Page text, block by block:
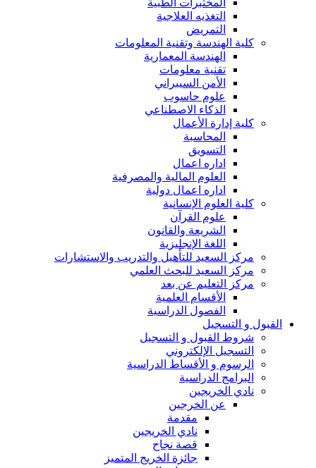
المختبرات الطبية
التغذيه العلاجية
التمريض
كلية الهندسة وتقنية المعلومات
الهندسة المعمارية
تقنية معلومات
الأمن السيبراني
علوم حاسوب
الذكاء الاصطناعي
كلية إدارة الأعمال
المحاسبة
التسويق
اداره اعمال
العلوم المالية والمصرفية
اداره اعمال دولية
كلية العلوم الإنسانية
علوم القرآن
الشريعة والقانون
اللغة الإنجليزية
مركز السعيد للتأهيل والتدريب والاستشارات
مركز السعيد للبحث العلمي
مركز التعليم عن بعد
الأقسام العلمية
الفصول الدراسية
القبول و التسجيل
شروط القبول و التسجيل
التسجيل الإلكتروني
الرسوم و الأقساط الدراسية
البرامج الدراسية
نادي الخريجين
عن الخرجين
مقدمة
نادي الخريجين
قصة نجاح
جائزة الخريج المتميز